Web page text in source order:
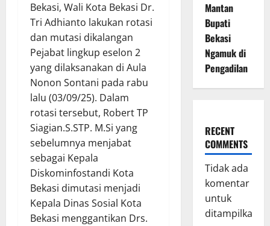
Bekasi, Wali Kota Bekasi Dr.
Tri Adhianto lakukan rotasi
dan mutasi dikalangan
Pejabat lingkup eselon 2
yang dilaksanakan di Aula
Nonon Sontani pada rabu
lalu (03/09/25). Dalam
rotasi tersebut, Robert TP
Siagian.S.STP. M.Si yang
sebelumnya menjabat
sebagai Kepala
Diskominfostandi Kota
Bekasi dimutasi menjadi
Kepala Dinas Sosial Kota
Bekasi menggantikan Drs.
Mantan
Bupati
Bekasi
Ngamuk di
Pengadilan
RECENT
COMMENTS
Tidak ada
komentar
untuk
ditampilkan.